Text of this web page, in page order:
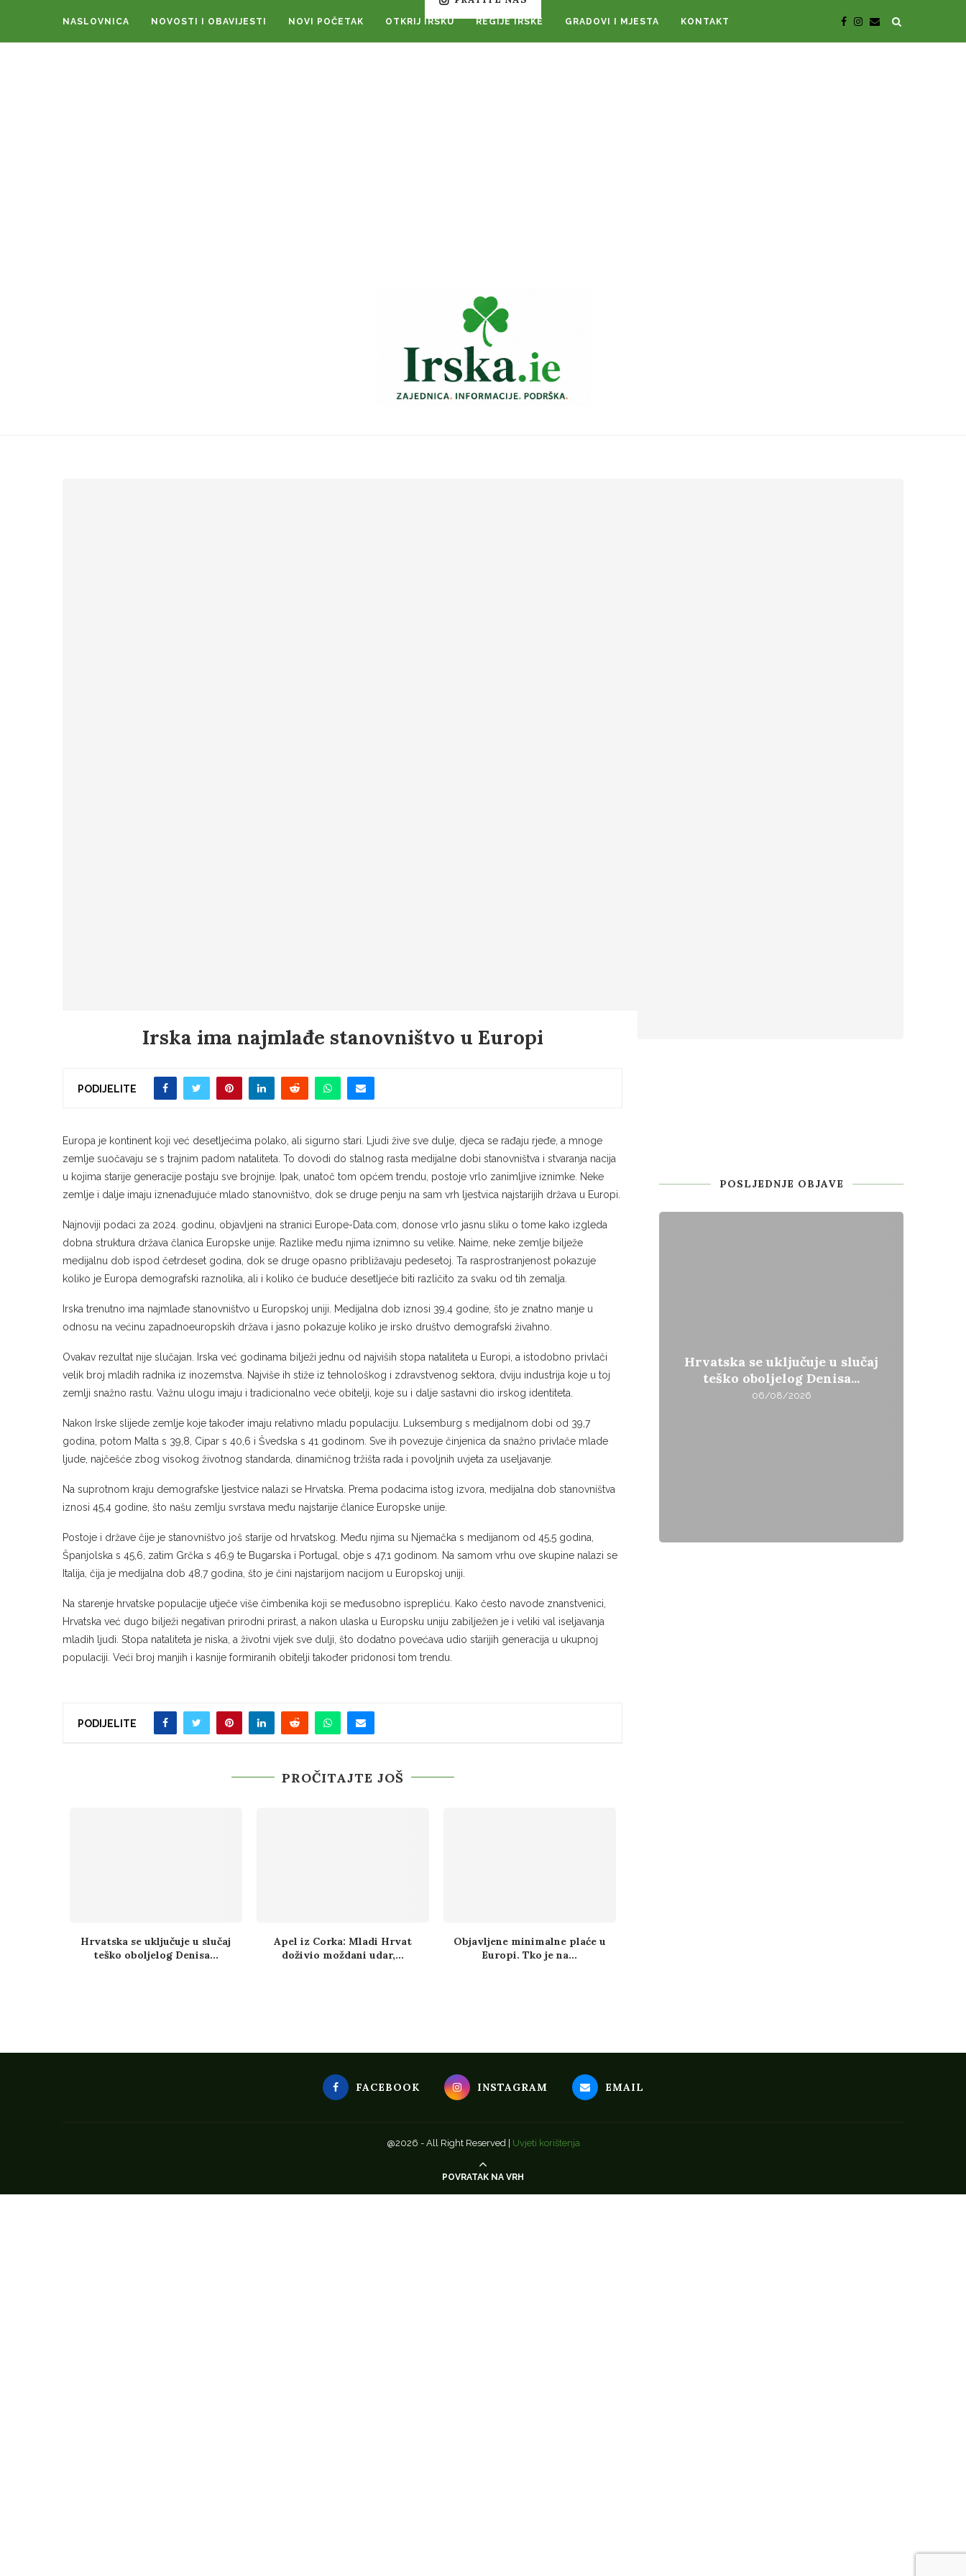
NASLOVNICA NOVOSTI I OBAVIJESTI NOVI POČETAK OTKRIJ IRSKU REGIJE IRSKE GRADOVI I MJESTA KONTAKT
Irska ima najmlađe stanovništvo u Europi
PODIJELITE
Europa je kontinent koji već desetljećima polako, ali sigurno stari. Ljudi žive sve dulje, djeca se rađaju rjeđe, a mnoge
zemlje suočavaju se s trajnim padom nataliteta. To dovodi do stalnog rasta medijalne dobi stanovništva i stvaranja nacija
u kojima starije generacije postaju sve brojnije. Ipak, unatoč tom općem trendu, postoje vrlo zanimljive iznimke. Neke
zemlje i dalje imaju iznenađujuće mlado stanovništvo, dok se druge penju na sam vrh ljestvica najstarijih država u Europi.
Najnoviji podaci za 2024. godinu, objavljeni na stranici Europe-Data.com, donose vrlo jasnu sliku o tome kako izgleda
dobna struktura država članica Europske unije. Razlike među njima iznimno su velike. Naime, neke zemlje bilježe
medijalnu dob ispod četrdeset godina, dok se druge opasno približavaju pedesetoj. Ta rasprostranjenost pokazuje
koliko je Europa demografski raznolika, ali i koliko će buduće desetljeće biti različito za svaku od tih zemalja.
Irska trenutno ima najmlađe stanovništvo u Europskoj uniji. Medijalna dob iznosi 39,4 godine, što je znatno manje u
odnosu na većinu zapadnoeuropskih država i jasno pokazuje koliko je irsko društvo demografski živahno.
Ovakav rezultat nije slučajan. Irska već godinama bilježi jednu od najviših stopa nataliteta u Europi, a istodobno privlači
velik broj mladih radnika iz inozemstva. Najviše ih stiže iz tehnološkog i zdravstvenog sektora, dviju industrija koje u toj
zemlji snažno rastu. Važnu ulogu imaju i tradicionalno veće obitelji, koje su i dalje sastavni dio irskog identiteta.
Nakon Irske slijede zemlje koje također imaju relativno mladu populaciju. Luksemburg s medijalnom dobi od 39,7
godina, potom Malta s 39,8, Cipar s 40,6 i Švedska s 41 godinom. Sve ih povezuje činjenica da snažno privlače mlade
ljude, najčešće zbog visokog životnog standarda, dinamičnog tržišta rada i povoljnih uvjeta za useljavanje.
Na suprotnom kraju demografske ljestvice nalazi se Hrvatska. Prema podacima istog izvora, medijalna dob stanovništva
iznosi 45,4 godine, što našu zemlju svrstava među najstarije članice Europske unije.
Postoje i države čije je stanovništvo još starije od hrvatskog. Među njima su Njemačka s medijanom od 45,5 godina,
Španjolska s 45,6, zatim Grčka s 46,9 te Bugarska i Portugal, obje s 47,1 godinom. Na samom vrhu ove skupine nalazi se
Italija, čija je medijalna dob 48,7 godina, što je čini najstarijom nacijom u Europskoj uniji.
Na starenje hrvatske populacije utječe više čimbenika koji se međusobno isprepliću. Kako često navode znanstvenici,
Hrvatska već dugo bilježi negativan prirodni prirast, a nakon ulaska u Europsku uniju zabilježen je i veliki val iseljavanja
mladih ljudi. Stopa nataliteta je niska, a životni vijek sve dulji, što dodatno povećava udio starijih generacija u ukupnoj
populaciji. Veći broj manjih i kasnije formiranih obitelji također pridonosi tom trendu.
PODIJELITE
PROČITAJTE JOŠ
Hrvatska se uključuje u slučaj
teško oboljelog Denisa...
Apel iz Corka: Mladi Hrvat
doživio moždani udar,...
Objavljene minimalne plaće u
Europi. Tko je na...
POSLJEDNJE OBJAVE
Hrvatska se uključuje u slučaj
teško oboljelog Denisa...
06/08/2026
FACEBOOK INSTAGRAM EMAIL
@2026 - All Right Reserved | Uvjeti korištenja
POVRATAK NA VRH